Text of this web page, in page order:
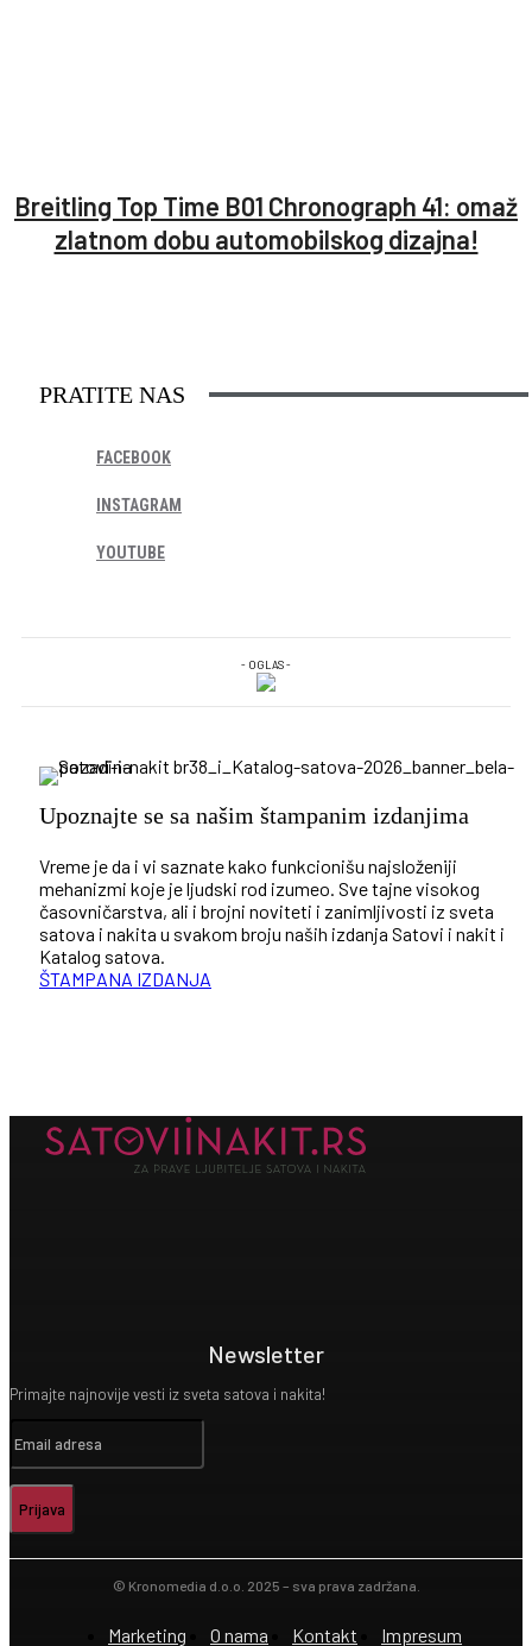
Breitling Top Time B01 Chronograph 41: omaž
zlatnom dobu automobilskog dizajna!
PRATITE NAS
FACEBOOK
INSTAGRAM
YOUTUBE
- OGLAS -
Upoznajte se sa našim štampanim izdanjima
Vreme je da i vi saznate kako funkcionišu najsloženiji
mehanizmi koje je ljudski rod izumeo. Sve tajne visokog
časovničarstva, ali i brojni noviteti i zanimljivosti iz sveta
satova i nakita u svakom broju naših izdanja Satovi i nakit i
Katalog satova.
ŠTAMPANA IZDANJA
Newsletter
Primajte najnovije vesti iz sveta satova i nakita!
Prijava
© Kronomedia d.o.o. 2025 – sva prava zadržana.
Marketing O nama Kontakt Impresum